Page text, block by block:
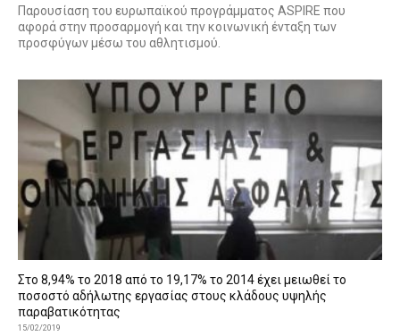
Παρουσίαση του ευρωπαϊκού προγράμματος ASPIRE που
αφορά στην προσαρμογή και την κοινωνική ένταξη των
προσφύγων μέσω του αθλητισμού.
Στο 8,94% το 2018 από το 19,17% το 2014 έχει μειωθεί το
ποσοστό αδήλωτης εργασίας στους κλάδους υψηλής
παραβατικότητας
15/02/2019